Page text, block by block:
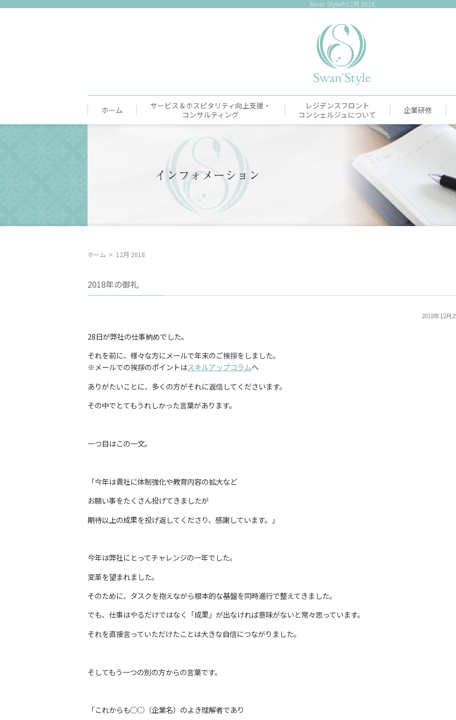
Swan Styleの12月 2018
ホーム
サービス＆ホスピタリティ向上支援・
コンサルティング
レジデンスフロント
コンシェルジュについて
企業研修
ホーム > 12月 2018
2018年の御礼
2018年12月
28日が弊社の仕事納めでした。
それを前に、様々な方にメールで年末のご挨拶をしました。
※メールでの挨拶のポイントはスキルアップコラムへ
ありがたいことに、多くの方がそれに返信してくださいます。
その中でとてもうれしかった言葉があります。
一つ目はこの一文。
「今年は貴社に体制強化や教育内容の拡大など
お願い事をたくさん投げてきましたが
期待以上の成果を投げ返してくださり、感謝しています。」
今年は弊社にとってチャレンジの一年でした。
変革を望まれました。
そのために、タスクを抱えながら根本的な基盤を同時進行で整えてきました。
でも、仕事はやるだけではなく「成果」が出なければ意味がないと常々思っています。
それを直接言っていただけたことは大きな自信につながりました。
そしてもう一つの別の方からの言葉です。
「これからも○○（企業名）のよき理解者であり